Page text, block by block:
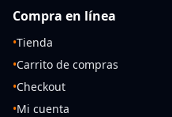
Compra en línea
•Tienda
•Carrito de compras
•Checkout
•Mi cuenta